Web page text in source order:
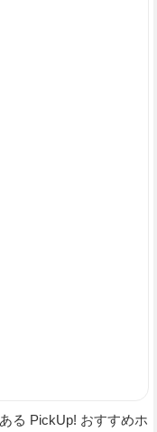
る PickUp! おすすめホ